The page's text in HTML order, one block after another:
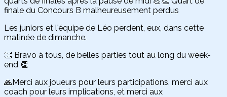
finale du Concours B malheureusement perdus
Les juniors et l'équipe de Léo perdent, eux, dans cette
matinée de dimanche.
👏 Bravo à tous, de belles parties tout au long du week-
end 👏
🙏Merci aux joueurs pour leurs participations, merci aux
coach pour leurs implications, et merci aux